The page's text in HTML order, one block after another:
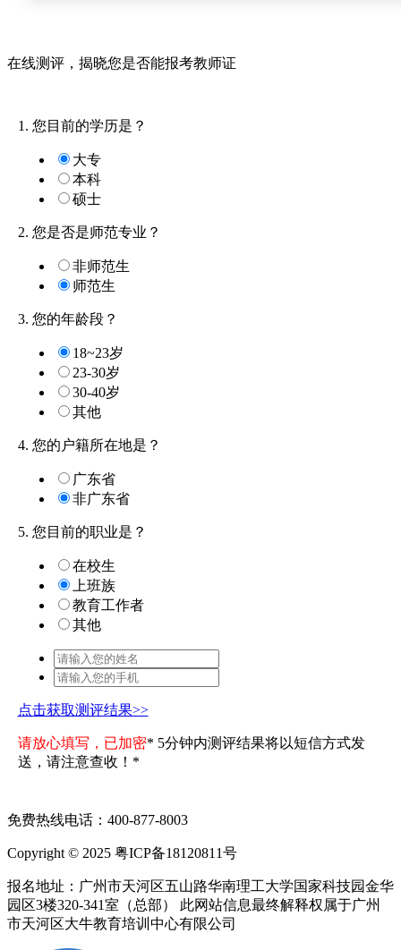
在线测评， 揭晓您是否能报考教师证
1. 您目前的学历是？
大专
本科
硕士
2. 您是否是师范专业？
非师范生
师范生
3. 您的年龄段？
18~23岁
23-30岁
30-40岁
其他
4. 您的户籍所在地是？
广东省
非广东省
5. 您目前的职业是？
在校生
上班族
教育工作者
其他
点击获取测评结果>>
请放心填写，已加密* 5分钟内测评结果将以短信方式发
送，请注意查收！*
免费热线电话：400-877-8003
Copyright © 2025 粤ICP备18120811号
报名地址：广州市天河区五山路华南理工大学国家科技园金华
园区3楼320-341室（总部） 此网站信息最终解释权属于广州
市天河区大牛教育培训中心有限公司